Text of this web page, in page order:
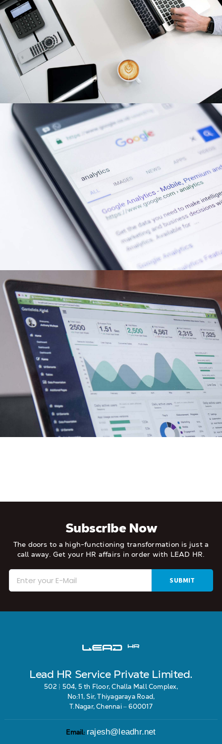
Subscribe Now
The doors to a high-functioning transformation is just a
call away. Get your HR affairs in order with LEAD HR.
Lead HR Service Private Limited.
502 & 504, 5 th Floor, Challa Mall Complex,
No:11, Sir, Thiyagaraya Road,
T.Nagar, Chennai – 600017
Email: rajesh@leadhr.net